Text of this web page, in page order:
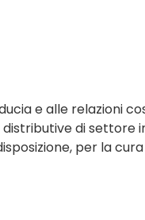
e alle relazioni
di settore
per la